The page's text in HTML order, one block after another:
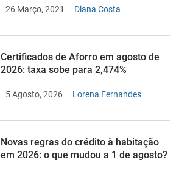
26 Março, 2021 Diana Costa
Certificados de Aforro em agosto de
2026: taxa sobe para 2,474%
5 Agosto, 2026 Lorena Fernandes
Novas regras do crédito à habitação
em 2026: o que mudou a 1 de agosto?